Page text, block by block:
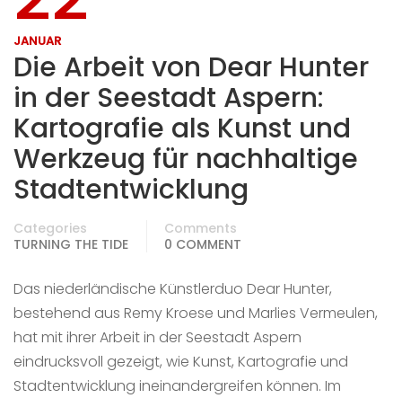
JANUAR
Die Arbeit von Dear Hunter
in der Seestadt Aspern:
Kartografie als Kunst und
Werkzeug für nachhaltige
Stadtentwicklung
Categories
TURNING THE TIDE
Comments
0 COMMENT
Das niederländische Künstlerduo Dear Hunter,
bestehend aus Remy Kroese und Marlies Vermeulen,
hat mit ihrer Arbeit in der Seestadt Aspern
eindrucksvoll gezeigt, wie Kunst, Kartografie und
Stadtentwicklung ineinandergreifen können. Im